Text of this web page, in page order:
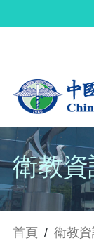
衛教
首頁 / 衛教